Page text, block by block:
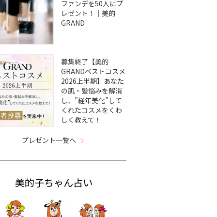
ファンデを50人にプ
レゼント！｜美的
GRAND
募集終了【美的
GRANDベストコスメ
2026上半期】あなた
の肌・髪悩みを解消
し、”経年美化”して
くれたコスメをくわ
しく教えて！
プレゼント一覧へ
美的子ちゃん占い